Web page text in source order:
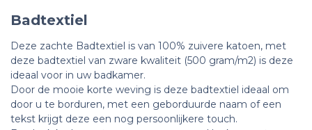
Badtextiel
Deze zachte Badtextiel is van 100% zuivere katoen, met
deze badtextiel van zware kwaliteit (500 gram/m2) is deze
ideaal voor in uw badkamer.
Door de mooie korte weving is deze badtextiel ideaal om
door u te borduren, met een geborduurde naam of een
tekst krijgt deze een nog persoonlijkere touch.